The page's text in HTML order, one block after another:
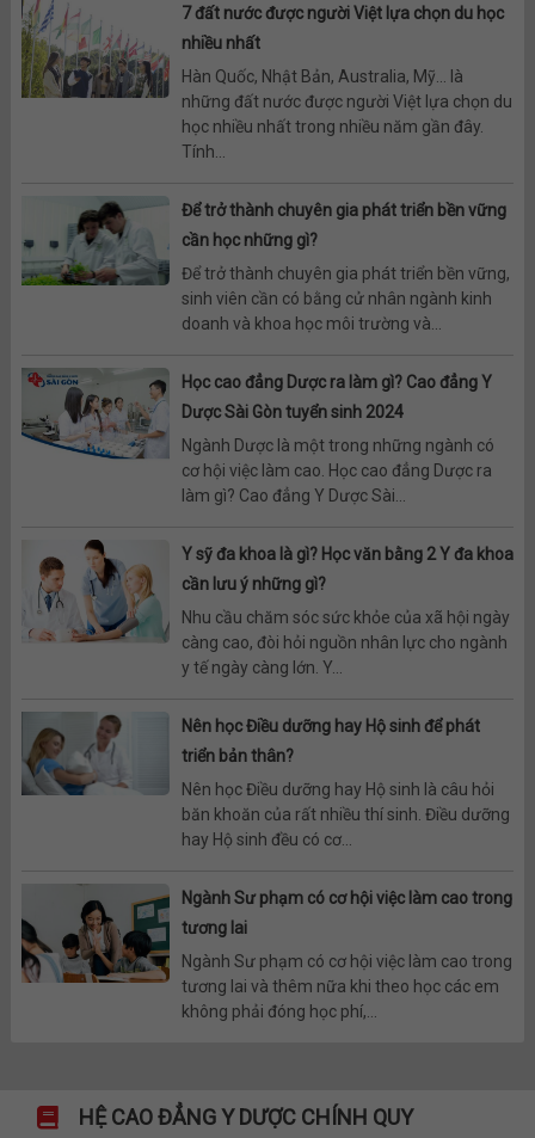
7 đất nước được người Việt lựa chọn du học
nhiều nhất
Hàn Quốc, Nhật Bản, Australia, Mỹ… là
những đất nước được người Việt lựa chọn du
học nhiều nhất trong nhiều năm gần đây.
Tính...
Để trở thành chuyên gia phát triển bền vững
cần học những gì?
Để trở thành chuyên gia phát triển bền vững,
sinh viên cần có bằng cử nhân ngành kinh
doanh và khoa học môi trường và...
Học cao đẳng Dược ra làm gì? Cao đẳng Y
Dược Sài Gòn tuyển sinh 2024
Ngành Dược là một trong những ngành có
cơ hội việc làm cao. Học cao đẳng Dược ra
làm gì? Cao đẳng Y Dược Sài...
Y sỹ đa khoa là gì? Học văn bằng 2 Y đa khoa
cần lưu ý những gì?
Nhu cầu chăm sóc sức khỏe của xã hội ngày
càng cao, đòi hỏi nguồn nhân lực cho ngành
y tế ngày càng lớn. Y...
Nên học Điều dưỡng hay Hộ sinh để phát
triển bản thân?
Nên học Điều dưỡng hay Hộ sinh là câu hỏi
băn khoăn của rất nhiều thí sinh. Điều dưỡng
hay Hộ sinh đều có cơ...
Ngành Sư phạm có cơ hội việc làm cao trong
tương lai
Ngành Sư phạm có cơ hội việc làm cao trong
tương lai và thêm nữa khi theo học các em
không phải đóng học phí,...
HỆ CAO ĐẲNG Y DƯỢC CHÍNH QUY